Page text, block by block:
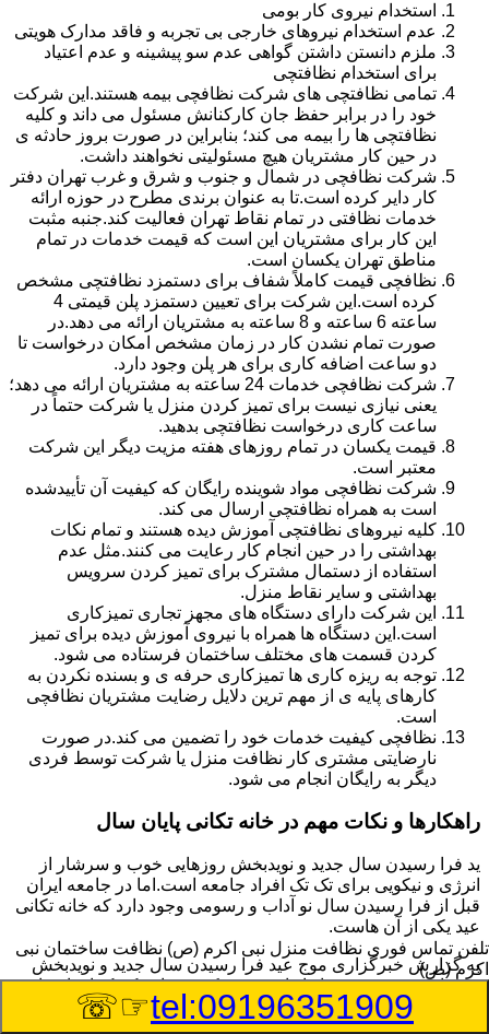
استخدام نیروی کار بومی
عدم استخدام نیروهای خارجی بی تجربه و فاقد مدارک هویتی
ملزم دانستن داشتن گواهی عدم سو پیشینه و عدم اعتیاد
برای استخدام نظافتچی
تمامی نظافتچی های شرکت نظافچی بیمه هستند.این شرکت
خود را در برابر حفظ جان کارکنانش مسئول می داند و کلیه
نظافتچی ها را بیمه می کند؛ بنابراین در صورت بروز حادثه ی
در حین کار مشتریان هیچ مسئولیتی نخواهند داشت.
شرکت نظافچی در شمال و جنوب و شرق و غرب تهران دفتر
کار دایر کرده است.تا به عنوان برندی مطرح در حوزه ارائه
خدمات نظافتی در تمام نقاط تهران فعالیت کند.جنبه مثبت
این کار برای مشتریان این است که قیمت خدمات در تمام
مناطق تهران یکسان است.
نظافچی قیمت کاملاً شفاف برای دستمزد نظافتچی مشخص
کرده است.این شرکت برای تعیین دستمزد پلن قیمتی 4
ساعته 6 ساعته و 8 ساعته به مشتریان ارائه می دهد.در
صورت تمام نشدن کار در زمان مشخص امکان درخواست تا
دو ساعت اضافه کاری برای هر پلن وجود دارد.
شرکت نظافچی خدمات 24 ساعته به مشتریان ارائه می دهد؛
یعنی نیازی نیست برای تمیز کردن منزل یا شرکت حتماً در
ساعت کاری درخواست نظافتچی بدهید.
قیمت یکسان در تمام روزهای هفته مزیت دیگر این شرکت
معتبر است.
شرکت نظافچی مواد شوینده رایگان که کیفیت آن تأییدشده
است به همراه نظافتچی ارسال می کند.
کلیه نیروهای نظافتچی آموزش دیده هستند و تمام نکات
بهداشتی را در حین انجام کار رعایت می کنند.مثل عدم
استفاده از دستمال مشترک برای تمیز کردن سرویس
بهداشتی و سایر نقاط منزل.
این شرکت دارای دستگاه های مجهز تجاری تمیزکاری
است.این دستگاه ها همراه با نیروی آموزش دیده برای تمیز
کردن قسمت های مختلف ساختمان فرستاده می شود.
توجه به ریزه کاری ها تمیزکاری حرفه ی و بسنده نکردن به
کارهای پایه ی از مهم ترین دلایل رضایت مشتریان نظافچی
است.
نظافچی کیفیت خدمات خود را تضمین می کند.در صورت
نارضایتی مشتری کار نظافت منزل یا شرکت توسط فردی
دیگر به رایگان انجام می شود.
راهکارها و نکات مهم در خانه تکانی پایان سال
ید فرا رسیدن سال جدید و نویدبخش روزهایی خوب و سرشار از
انرژی و نیکویی برای تک تک افراد جامعه است.اما در جامعه ایران
قبل از فرا رسیدن سال نو آداب و رسومی وجود دارد که خانه تکانی
عید یکی از آن هاست.
به گزارش خبرگزاری موج عید فرا رسیدن سال جدید و نویدبخش
روزهایی خوب و سرشار از انرژی و نیکویی برای تک تک افراد جامعه
است.اما در جامعه ایران قبل از فرا رسیدن سال نو آداب و رسومی
وجود دارد که خانه تکانی عید یکی از آن هاست.بر خلاف تصور عموم
تلفن تماس فوری نظافت منزل نبی اکرم (ص) نظافت ساختمان نبی
اکرم (ص)
tel:09196351909
☞☏